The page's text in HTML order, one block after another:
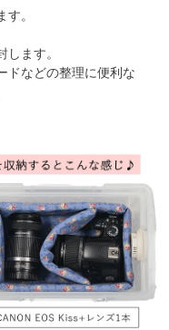
。
します。
ドなどの整理に便利な